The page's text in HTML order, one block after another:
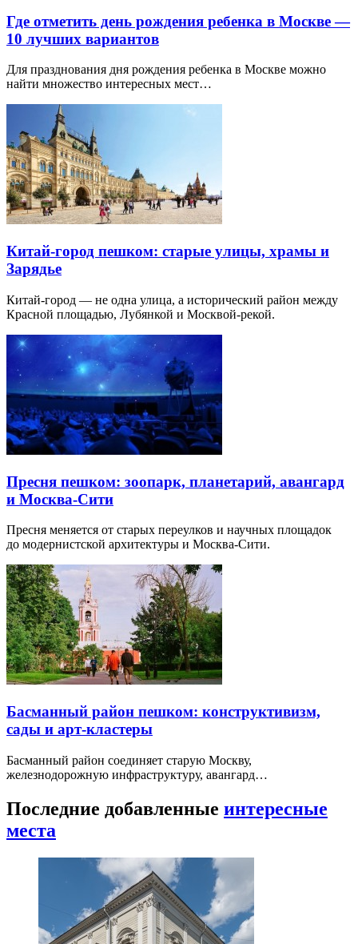
Где отметить день рождения ребенка в Москве —
10 лучших вариантов
Для празднования дня рождения ребенка в Москве можно
найти множество интересных мест…
Китай-город пешком: старые улицы, храмы и
Зарядье
Китай-город — не одна улица, а исторический район между
Красной площадью, Лубянкой и Москвой-рекой.
Пресня пешком: зоопарк, планетарий, авангард
и Москва-Сити
Пресня меняется от старых переулков и научных площадок
до модернистской архитектуры и Москва-Сити.
Басманный район пешком: конструктивизм,
сады и арт-кластеры
Басманный район соединяет старую Москву,
железнодорожную инфраструктуру, авангард…
Последние добавленные интересные
места